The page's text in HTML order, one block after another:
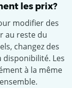
les prix?
modifier des
au reste du
changez des
disponibilité. Les
à la même